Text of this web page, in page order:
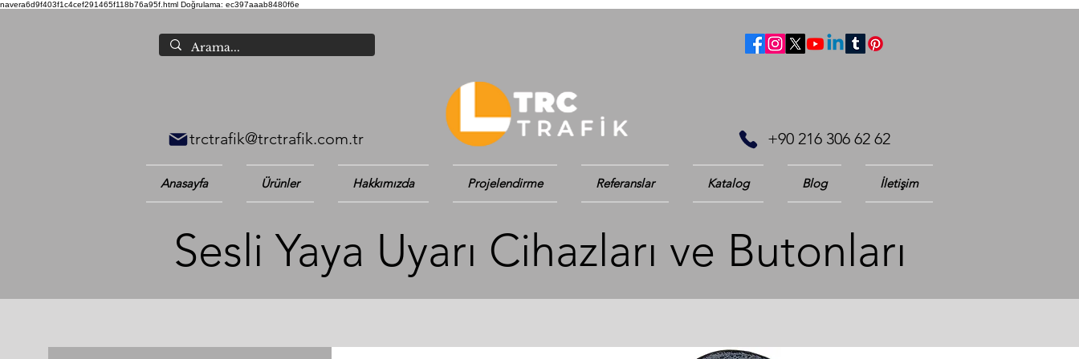
navera6d9f403f1c4cef291465f118b76a95f.html Doğrulama: ec397aaab8480f6e
trctrafik@trctrafik.com.tr +90 216 306 62 62
Anasayfa Ürünler Hakkımızda Projelendirme Referanslar Katalog Blog İletişim
Sesli Yaya Uyarı Cihazları ve Butonları